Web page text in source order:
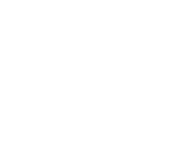
Preis: 269,00 €